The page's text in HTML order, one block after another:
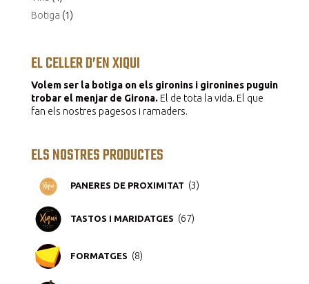
Botiga (1)
EL CELLER D’EN XIQUI
Volem ser la botiga on els gironins i gironines puguin
trobar el menjar de Girona.El de tota la vida. El que
fan els nostres pagesos i ramaders.
ELS NOSTRES PRODUCTES
PANERES DE PROXIMITAT 3
3
productes
TASTOS I MARIDATGES 67productes
FORMATGES 8productes